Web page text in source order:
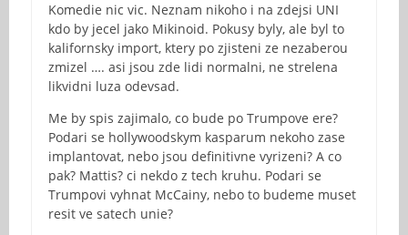
Komedie nic vic. Neznam nikoho i na zdejsi UNI
kdo by jecel jako Mikinoid. Pokusy byly, ale byl to
kalifornsky import, ktery po zjisteni ze nezaberou
zmizel …. asi jsou zde lidi normalni, ne strelena
likvidni luza odevsad.
Me by spis zajimalo, co bude po Trumpove ere?
Podari se hollywoodskym kasparum nekoho zase
implantovat, nebo jsou definitivne vyrizeni? A co
pak? Mattis? ci nekdo z tech kruhu. Podari se
Trumpovi vyhnat McCainy, nebo to budeme muset
resit ve satech unie?